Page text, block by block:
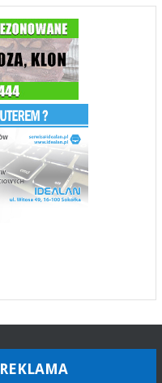
REKLAMA